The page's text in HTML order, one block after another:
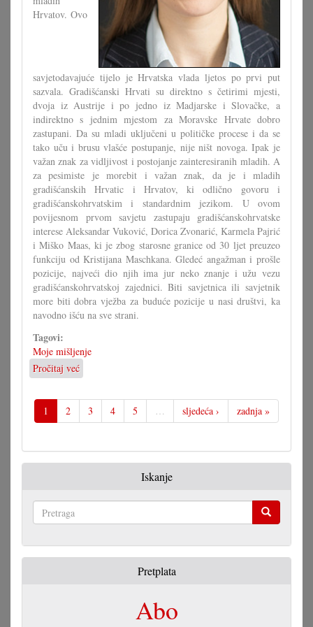
Hrvatov. Ovo
savjetodavajuće tijelo je Hrvatska vlada ljetos po prvi put
sazvala. Gradišćanski Hrvati su direktno s četirimi mjesti,
dvoja iz Austrije i po jedno iz Madjarske i Slovačke, a
indirektno s jednim mjestom za Moravske Hrvate dobro
zastupani. Da su mladi uključeni u političke procese i da se
tako uču i brusu vlašće postupanje, nije ništ novoga. Ipak je
važan znak za vidljivost i postojanje zainteresiranih mladih. A
za pesimiste je morebit i važan znak, da je i mladih
gradišćanskih Hrvatic i Hrvatov, ki odlično govoru i
gradišćanskohrvatskim i standardnim jezikom. U ovom
povijesnom prvom savjetu zastupaju gradišćanskohrvatske
interese Aleksandar Vuković, Dorica Zvonarić, Karmela Pajrić
i Miško Maas, ki je zbog starosne granice od 30 ljet preuzeo
funkciju od Kristijana Maschkana. Gledeć angažman i prošle
pozicije, najveći dio njih ima jur neko znanje i užu vezu
gradišćanskohrvatskoj zajednici. Biti savjetnica ili savjetnik
more biti dobra vježba za buduće pozicije u nasi društvi, ka
navodno išću na sve strani.
Tagovi:
Moje mišljenje
Pročitaj već
U
čem
more
pomoći
mladih?
1 2 3 4 5 … sljedeća › zadnja »
Iskanje
Pretplata
Abo